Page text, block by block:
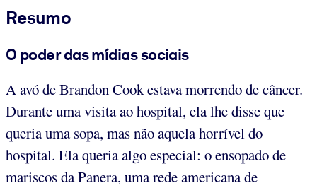
Resumo
O poder das mídias sociais
A avó de Brandon Cook estava morrendo de câncer.
Durante uma visita ao hospital, ela lhe disse que
queria uma sopa, mas não aquela horrível do
hospital. Ela queria algo especial: o ensopado de
mariscos da Panera, uma rede americana de